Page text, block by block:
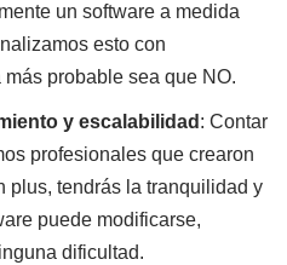
un software a medida
esto con
probable sea que NO.
y escalabilidad : Contar
profesionales que crearon
plus, tendrás la tranquilidad y
puede modificarse,
dificultad.